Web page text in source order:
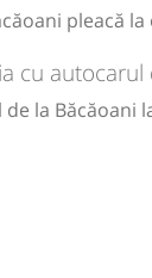
pleacă
cu
la Băcăoani